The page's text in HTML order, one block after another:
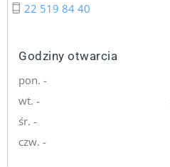
22 519 84 40
Godziny otwarcia
pon. -
wt. -
śr. -
czw. -